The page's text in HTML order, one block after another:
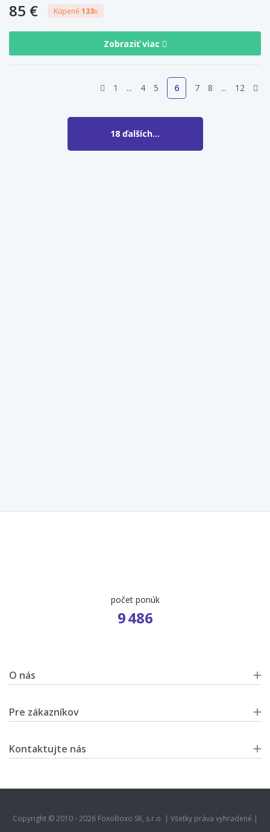
85 € Kúpené 133x
Zobraziť viac
1 4 5 6 7 8 12
18 ďalších...
počet ponúk
9 486
O nás
Pre zákazníkov
Kontaktujte nás
Copyright © 2010 - 2026 FoxoBoxo SK, s.r.o. | Všetky práva vyhradené |